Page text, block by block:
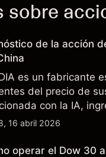
sobre
de la acción
es un fabricante
del precio de
con la IA,
en torno a
16 abril 2026
operar el Dow 30